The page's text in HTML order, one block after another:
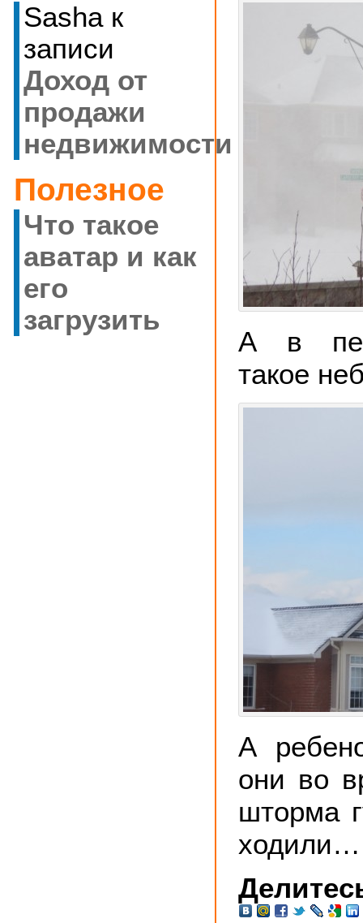
Sashaк
записи
Доход от
продажи
недвижимости
Полезное
Что такое
аватар и как
его
загрузить
А в
такое
А
они во
шторма
ходили…